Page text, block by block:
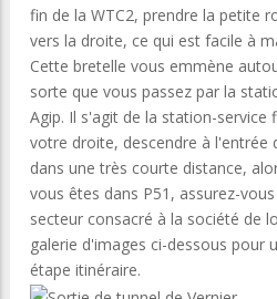
fin de la WTC2, prendre la petite
vers la droite, ce qui est facile à
Cette bretelle vous emmène
sorte que vous passez par la
Agip. Il s'agit de la station-service
votre droite, descendre à l'entrée
dans une très courte distance,
vous êtes dans P51, assurez-
secteur consacré à la société de
galerie d'images ci-dessous pour
étape itinéraire.